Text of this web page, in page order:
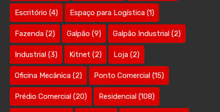
Escritório (4) Espaço para Logística (1)
Fazenda (2) Galpão (9) Galpão Industrial (2)
Industrial (3) Kitnet (2) Loja (2)
Oficina Mecânica (2) Ponto Comercial (15)
Prédio Comercial (20) Residencial (108)